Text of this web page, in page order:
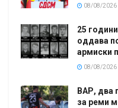
08/08/2026
25
оддава
армиски
08/08/2026
ВАР, два
за реми